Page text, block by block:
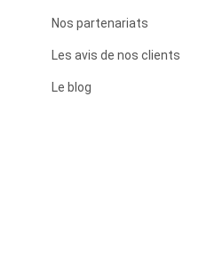
Nos partenariats
Les avis de nos clients
Le blog